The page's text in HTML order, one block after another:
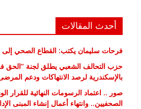
أحدث المقالات
فرحات سليمان يكتب: القطاع الصحي إلى
حزب التحالف الشعبي يطلق لجنة “الحق
بالإسكندرية لرصد الانتهاكات ودعم
صور .. اعتماد الرسومات النهائية للقرار
الصحفيين.. وانتهاء أعمال إنشاء المبنى